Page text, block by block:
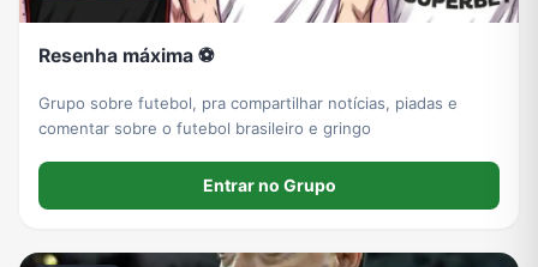
Resenha máxima ⚽
Grupo sobre futebol, pra compartilhar notícias, piadas e
comentar sobre o futebol brasileiro e gringo
Entrar no Grupo